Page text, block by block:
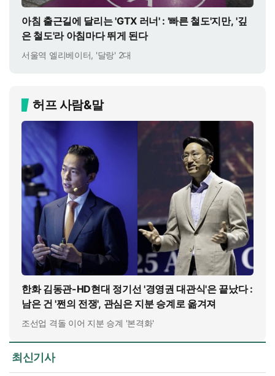
아침 출근길에 달리는 'GTX 러너' : '빠른 철도'지만, '깊
은 철도'라 아침마다 뛰게 된다
서울역 엘리베이터, '달랑' 2대
허프 사람&말
한화 김동관-HD현대 정기선 '경영권 대관식'은 끝났다 :
남은 건 '쩐의 전쟁', 관심은 지분 승계로 옮겨져
조선업 격돌 이어 지분 승계 '본격화'
최신기사